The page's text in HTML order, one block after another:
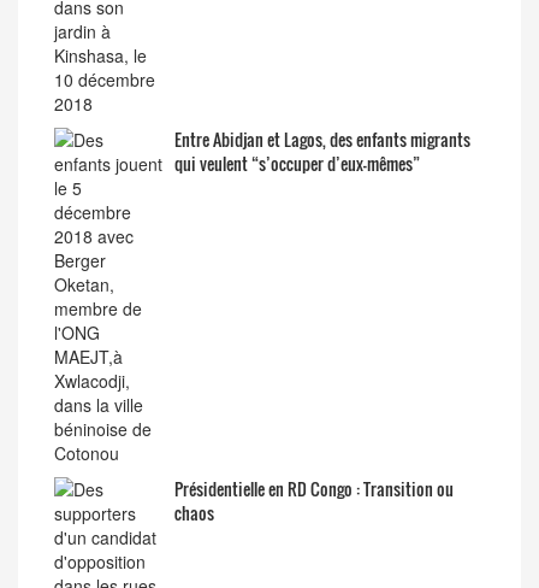
Entre Abidjan et Lagos, des enfants migrants
qui veulent “s’occuper d’eux-mêmes”
Présidentielle en RD Congo : Transition ou
chaos